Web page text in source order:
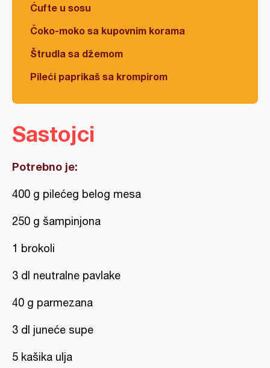
Ćufte u sosu
Čoko-moko sa kupovnim korama
Štrudla sa džemom
Pileći paprikaš sa krompirom
Sastojci
Potrebno je:
400 g pilećeg belog mesa
250 g šampinjona
1 brokoli
3 dl neutralne pavlake
40 g parmezana
3 dl juneće supe
5 kašika ulja